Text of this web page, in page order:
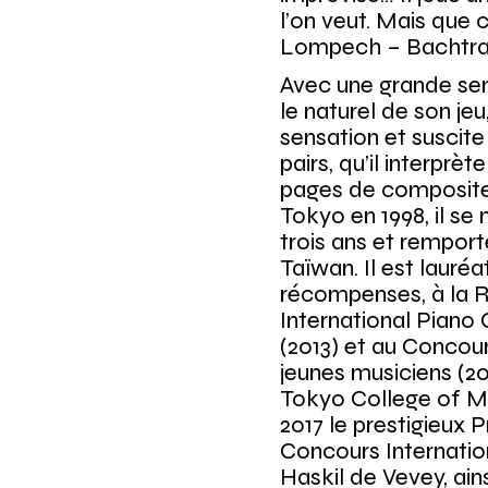
l’on veut. Mais que
Lompech –
Avec une grande
le naturel de son
sensation et
pairs, qu’il
pages de
Tokyo en 1998, il se
trois ans et
Taïwan. Il est
récompenses, à la
International Piano
(2013) et au
jeunes musiciens
Tokyo College of
2017 le prestigieux
Concours
Haskil de Vevey,